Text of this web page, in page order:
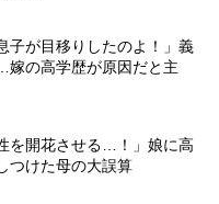
子が目移りしたのよ！」義
の高学歴が原因だと主
を開花させる…！」娘に高
つけた母の大誤算